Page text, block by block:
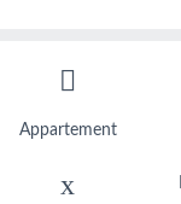
Appartement